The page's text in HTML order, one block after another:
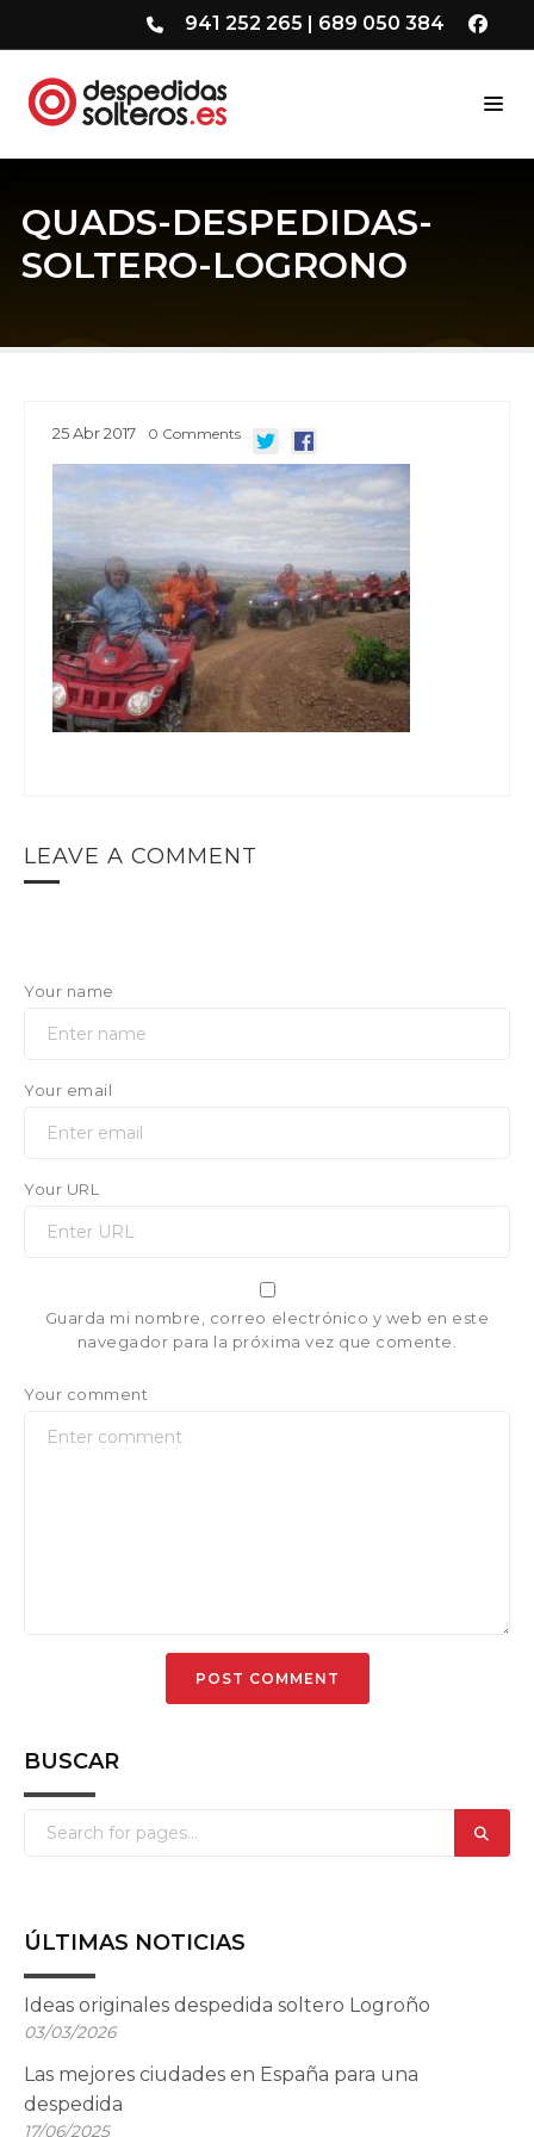
941 252 265 | 689 050 384
QUADS-DESPEDIDAS-
SOLTERO-LOGRONO
25Abr2017 0 Comments
LEAVE A COMMENT
Your name
Your email
Your URL
Guarda mi nombre, correo electrónico y web en este
navegador para la próxima vez que comente.
Your comment
BUSCAR
ÚLTIMAS NOTICIAS
Ideas originales despedida soltero Logroño
03/03/2026
Las mejores ciudades en España para una
despedida
17/06/2025